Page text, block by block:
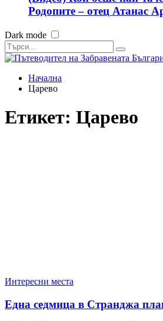
Родопите – отец Атанас
Dark mode
Начална
Царево
Етикет: Царево
Интересни места
Една седмица в Странджа